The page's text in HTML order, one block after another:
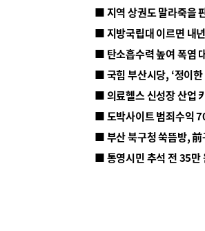
■ 지방국립대 이르면 내
■ 탄소흡수력 높여 폭염
■ 의료헬스 신성장 산업
■ 도박사이트 범죄수익
■ 부산 북구청 쑥뜸방, 前
■ 통영시민 추석 전 35만